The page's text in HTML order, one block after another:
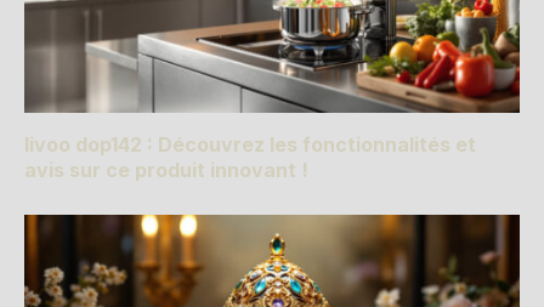
livoo dop142 : Découvrez les fonctionnalités et
avis sur ce produit innovant !